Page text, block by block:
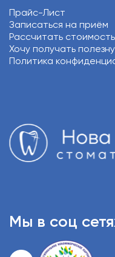
Прайс-Лист
Записаться на приём
Рассчитать стоимость
Хочу получать
Политика
Мы в соц